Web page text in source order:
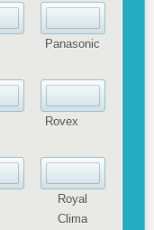
Panasonic
Rovex
Royal
Clima